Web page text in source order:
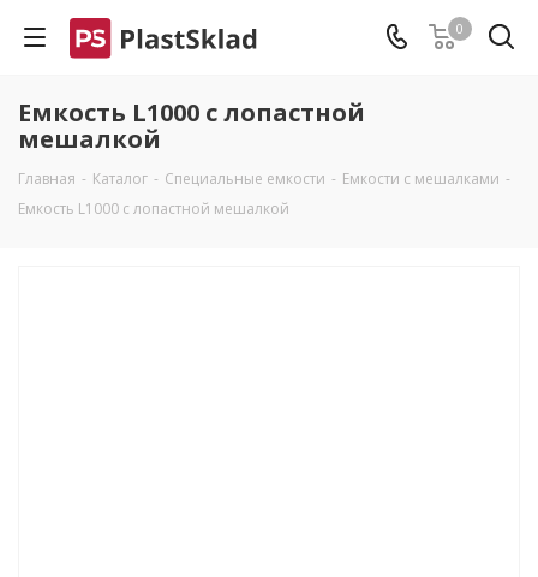
0
Емкость L1000 с лопастной
мешалкой
Главная - Каталог - Специальные емкости - Емкости с мешалками -
Емкость L1000 с лопастной мешалкой